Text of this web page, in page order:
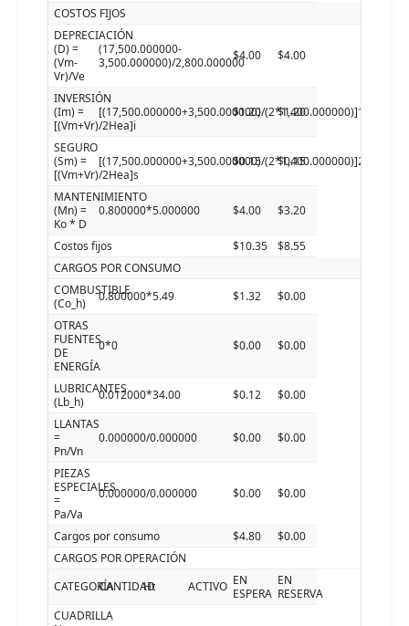
COSTOS FIJOS
DEPRECIACIÓN
(D) =
(Vm-
Vr)/Ve
(17,500.000000-
3,500.000000)/2,800.000000$4.00 $4.00
INVERSIÓN
(Im) =
[(Vm+Vr)/2Hea]i
[(17,500.000000+3,500.000000)/
$1.20 $1.20
SEGURO
(Sm) =
[(Vm+Vr)/2Hea]s
[(17,500.000000+3,500.000000)/(2*1,400.000000)]2.000000
$0.15 $0.15
MANTENIMIENTO
(Mn) =
Ko * D
0.800000*5.000000 $4.00 $3.20
Costos fijos $10.35
$8.55
CARGOS POR CONSUMO
COMBUSTIBLE
(Co_h)
0.800000*5.49 $1.32
$0.00
OTRAS
FUENTES
DE
ENERGÍA
0*0 $0.00 $0.00
LUBRICANTES
(Lb_h)
0.012000*34.00 $0.12
$0.00
LLANTAS
=
Pn/Vn
0.000000/0.000000 $0.00 $0.00
PIEZAS
ESPECIALES
=
Pa/Va
0.000000/0.000000 $0.00 $0.00
Cargos por consumo $4.80
$0.00
CARGOS POR OPERACIÓN
CATEGORÍACANTIDAD
Ht ACTIVO EN
ESPERA
EN
RESERVA
CUADRILLA